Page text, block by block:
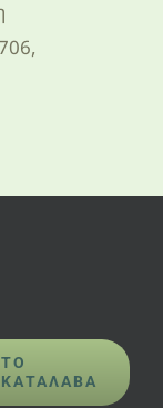
| All Rights
ΤΟ
ΚΑΤΆΛΑΒΑ